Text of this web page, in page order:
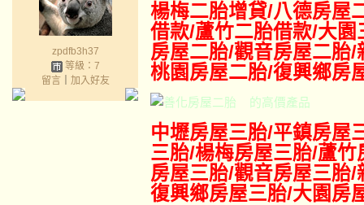
zpdfb3h37
等級：7
留言｜ 加入好友
楊梅二胎增貸/八德房屋
借款/蘆竹二胎借款/大
房屋二胎/觀音房屋二胎
桃園房屋二胎/復興鄉房
的高價產品
中壢房屋三胎/平鎮房屋
三胎/楊梅房屋三胎/蘆竹
房屋三胎/觀音房屋三胎/
復興鄉房屋三胎/大園 房